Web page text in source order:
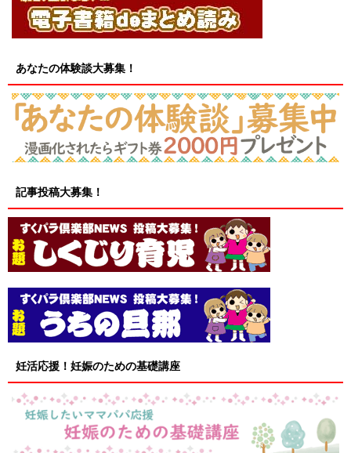
あなたの体験談大募集！
記事投稿大募集！
妊活応援！妊娠のための基礎講座